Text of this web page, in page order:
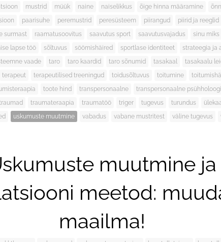
mustrid müük naine naiselikkus õige hinna määramine
paarisuhe peremustrid peresüsteem piirangud piirid ja reeglid
surmast raamatusoovitus saavutus sport saavutusvajadus sinu miks
lapse töö sõltuvus söömishäired sportlase identiteet
strateegia ja
vaade taro taro kaardid taro sõnumid tasakaal
tasakaalu
terapeut terapeutilised treeningud toidusõltuvus toitumine
toote hind transpersonaalne transpersonaalne
traumateraapia traumatöö triger tugevus turundus
uskumuste muutmine vabadus vabane mustritest väline tugevus
muutmine ja
meetod:
maailma!